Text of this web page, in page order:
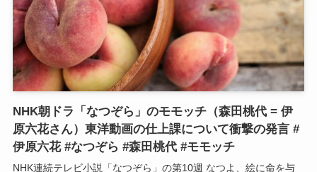
NHK朝ドラ「なつぞら」のモモッチ（森田桃代 = 伊
原六花さん）東洋動画の仕上課について衝撃の発言 #
伊原六花 #なつぞら #森田桃代 #モモッチ
NHK連続テレビ小説「なつぞら」の第10週 なつよ、絵に命を与